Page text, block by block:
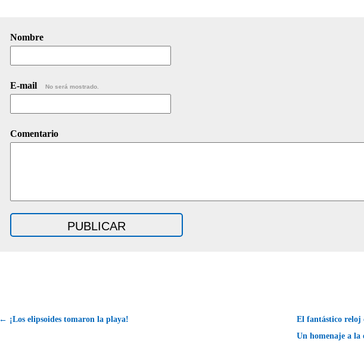
Nombre
E-mail No será mostrado.
Comentario
← ¡Los elipsoides tomaron la playa!
El fantástico reloj
Un homenaje a